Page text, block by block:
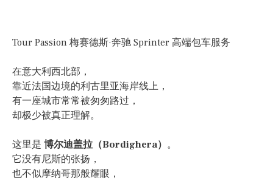
Tour Passion 梅赛德斯·奔驰 Sprinter 高端包车服务
在意大利西北部，
靠近法国边境的利古里亚海岸线上，
有一座城市常常被匆匆路过，
却极少被真正理解。
这里是 博尔迪盖拉（Bordighera） 。
它没有尼斯的张扬，
也不似摩纳哥那般耀眼，